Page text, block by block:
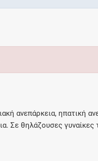
και αγωγές
ανεπάρκεια, ηπατική
Σε θηλάζουσες γυναίκες